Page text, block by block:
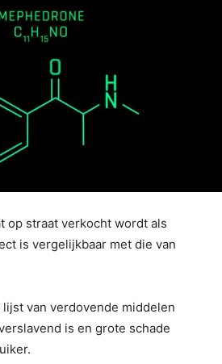
op straat verkocht wordt als
is vergelijkbaar met die van
lijst van verdovende middelen
is en grote schade